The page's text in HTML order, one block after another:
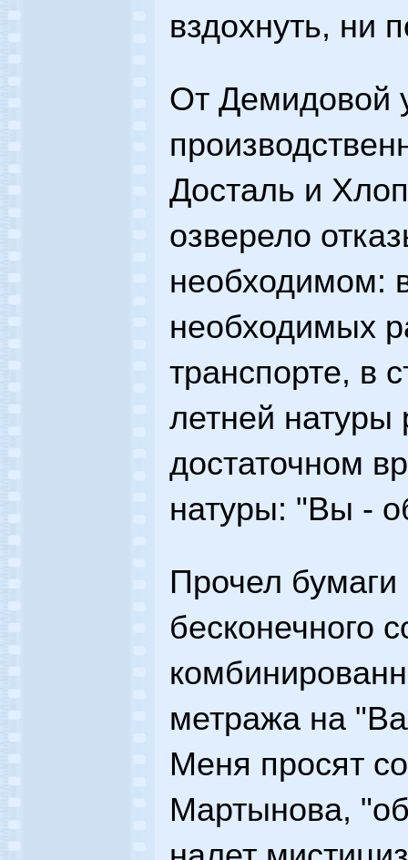
вздохнуть, ни
От Демидовой
Досталь и
озверело
необходимом:
необходимых
транспорте, в
летней
достаточном
натуры: "Вы -
Прочел
бесконечного
метража на
Меня просят
Мартынова,